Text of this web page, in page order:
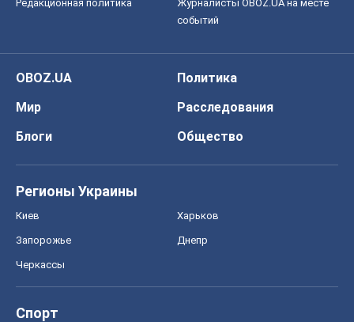
Редакционная политика
Журналисты OBOZ.UA на месте
событий
OBOZ.UA
Политика
Мир
Расследования
Блоги
Общество
Регионы Украины
Киев Харьков
Запорожье Днепр
Черкассы
Спорт